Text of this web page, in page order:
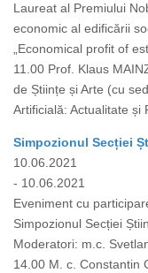
Laureat al Premiului
economic al edificării
„Economical profit of
11.00 Prof. Klaus
de Științe și Arte (cu
Artificială: Actualitate și
Simpozionul Secției
10.06.2021
- 10.06.2021
Eveniment cu
Simpozionul Secției
Moderatori: m.c.
14.00 M. c. Constantin